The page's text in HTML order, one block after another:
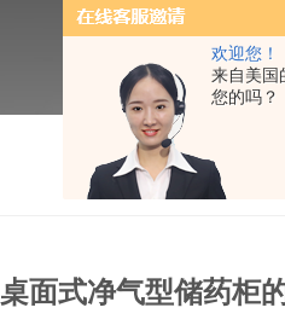
欢迎您！
来自美国
您的吗？
桌面式净气型储药柜